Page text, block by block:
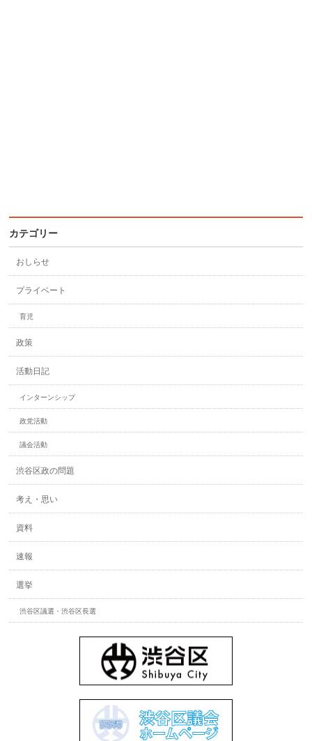
カテゴリー
おしらせ
プライベート
育児
政策
活動日記
インターンシップ
政党活動
議会活動
渋谷区政の問題
考え・思い
資料
速報
選挙
渋谷区議選・渋谷区長選